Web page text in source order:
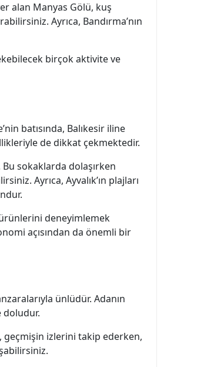
alan Manyas Gölü, kuş
Ayrıca, Bandırma’nın
birçok aktivite ve
batısında, Balıkesir iline
de dikkat çekmektedir.
Bu sokaklarda dolaşırken
Ayrıca, Ayvalık’ın plajları
ürünlerini deneyimlemek
açısından da önemli bir
ünlüdür. Adanın
doludur.
geçmişin izlerini takip ederken,